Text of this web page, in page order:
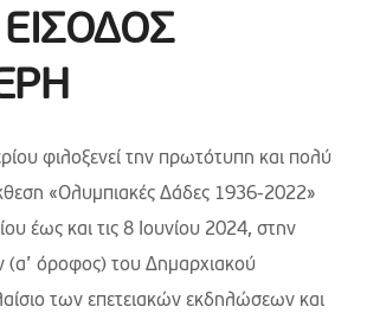
φιλοξενεί την πρωτότυπη και πολύ
«Ολυμπιακές Δάδες 1936-2022»
έως και τις 8 Ιουνίου 2024, στην
(α’ όροφος) του Δημαρχιακού
των επετειακών εκδηλώσεων και